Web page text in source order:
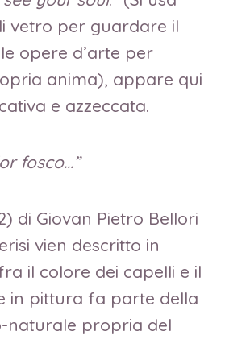
vetro per guardare il
opere d’arte per
anima), appare qui
e azzeccata.
fosco…”
di Giovan Pietro Bellori
vien descritto in
il colore dei capelli e il
in pittura fa parte della
naturale propria del